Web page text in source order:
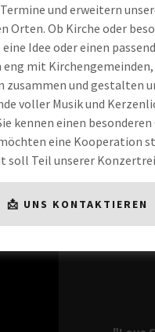
Peoska.
des
Emotion.
und erweitern
Orten. Ob Kirche oder
eine Idee oder einen
mit
zusammen und gestalten
voller Musik und
kennen einen besonderen
eine Kooperation
soll Teil unserer
📩 UNS KONTAKTIEREN